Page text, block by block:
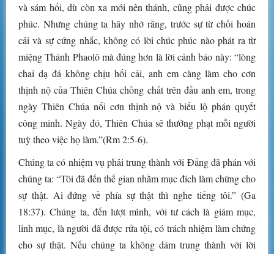
và sám hối, dù còn xa mới nên thánh, cũng phải được chúc
phúc. Nhưng chúng ta hãy nhớ rằng, trước sự từ chối hoán
cải và sự cứng nhắc, không có lời chúc phúc nào phát ra từ
miệng Thánh Phaolô mà đúng hơn là lời cảnh báo này: “lòng
chai dạ đá không chịu hối cải, anh em càng làm cho cơn
thịnh nộ của Thiên Chúa chồng chất trên đầu anh em, trong
ngày Thiên Chúa nổi cơn thịnh nộ và biểu lộ phán quyết
công minh. Ngày đó, Thiên Chúa sẽ thưởng phạt mỗi người
tuỳ theo việc họ làm.”(Rm 2:5-6).
Chúng ta có nhiệm vụ phải trung thành với Đấng đã phán với
chúng ta: “Tôi đã đến thế gian nhằm mục đích làm chứng cho
sự thật. Ai đứng về phía sự thật thì nghe tiếng tôi.” (Ga
18:37). Chúng ta, đến lượt mình, với tư cách là giám mục,
linh mục, là người đã được rửa tội, có trách nhiệm làm chứng
cho sự thật. Nếu chúng ta không dám trung thành với lời